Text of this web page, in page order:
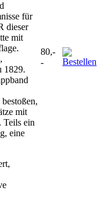
für
dieser
mit
1829.
mit
Teils ein
eine
80,-
-